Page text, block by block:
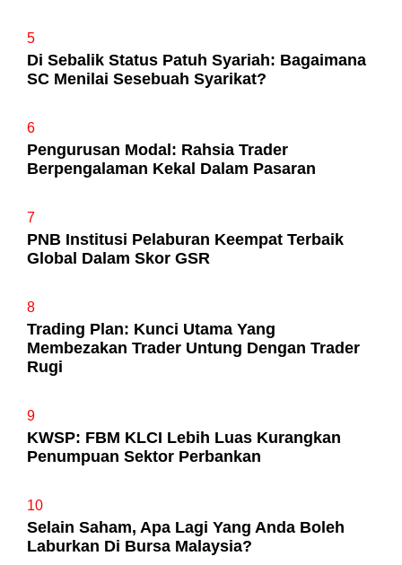
5
Di Sebalik Status Patuh Syariah: Bagaimana
SC Menilai Sesebuah Syarikat?
6
Pengurusan Modal: Rahsia Trader
Berpengalaman Kekal Dalam Pasaran
7
PNB Institusi Pelaburan Keempat Terbaik
Global Dalam Skor GSR
8
Trading Plan: Kunci Utama Yang
Membezakan Trader Untung Dengan Trader
Rugi
9
KWSP: FBM KLCI Lebih Luas Kurangkan
Penumpuan Sektor Perbankan
10
Selain Saham, Apa Lagi Yang Anda Boleh
Laburkan Di Bursa Malaysia?